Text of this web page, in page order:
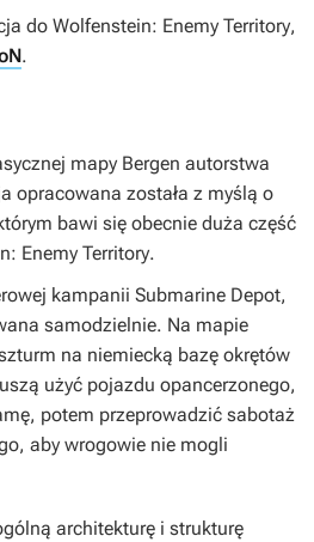
do Wolfenstein: Enemy Territory,
.
mapy Bergen autorstwa
opracowana została z myślą o
bawi się obecnie duża część
Enemy Territory.
kampanii Submarine Depot,
samodzielnie. Na mapie
na niemiecką bazę okrętów
użyć pojazdu opancerzonego,
potem przeprowadzić sabotaż
aby wrogowie nie mogli
architekturę i strukturę